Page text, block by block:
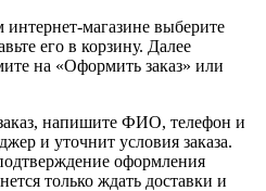
магазине выберите
его в корзину. Далее
на «Оформить заказ» или
напишите ФИО, телефон и
и уточнит условия заказа.
оформления
только ждать доставки и